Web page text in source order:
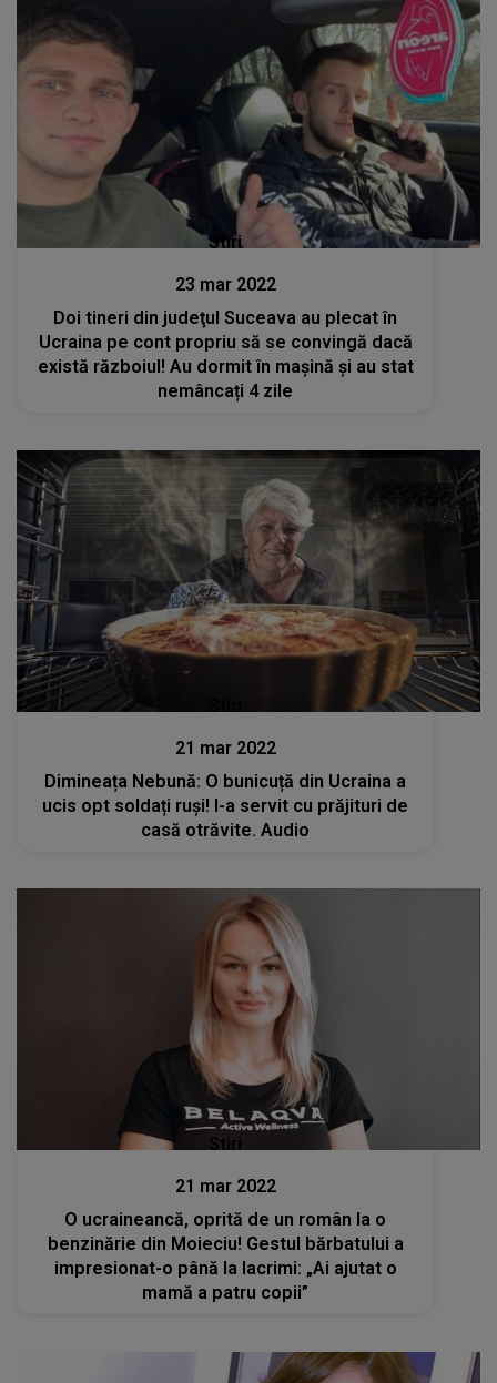
Stiri
23 mar 2022
Doi tineri din judeţul Suceava au plecat în
Ucraina pe cont propriu să se convingă dacă
există războiul! Au dormit în mașină și au stat
nemâncați 4 zile
21 mar 2022
Dimineața Nebună: O bunicuță din Ucraina a
ucis opt soldați ruși! I-a servit cu prăjituri de
casă otrăvite. Audio
Stiri
21 mar 2022
O ucraineancă, oprită de un român la o
benzinărie din Moieciu! Gestul bărbatului a
impresionat-o până la lacrimi: „Ai ajutat o
mamă a patru copii”